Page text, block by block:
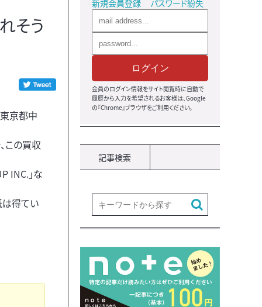
そう
京都中
この買収
INC.」な
は得てい
新規会員登録 パスワード紛失
ログイン
会員のログイン情報をサイト閲覧時に自動で
履歴から入力を希望されるお客様は、Google
の『Chrome』ブラウザをご利用ください。
記事検索